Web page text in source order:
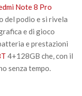
Note 8 Pro
del podio e si rivela
e di gioco
e prestazioni
4+128GB che, con il
senza tempo.